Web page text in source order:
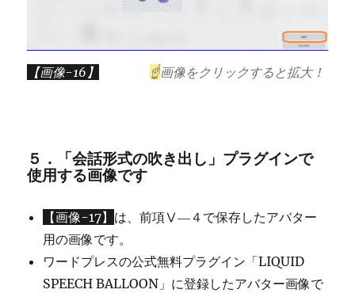
【画像-16】 ☝画像をクリックすると拡大！
５．「会話形式の吹き出し」プラグインで
使用する画像です
【画像-17】 は、前項Ⅴ―４で保存したアバター
用の画像です。
ワードプレスの公式無料プラグイン「LIQUID
SPEECH BALLOON」に登録したアバター画像で